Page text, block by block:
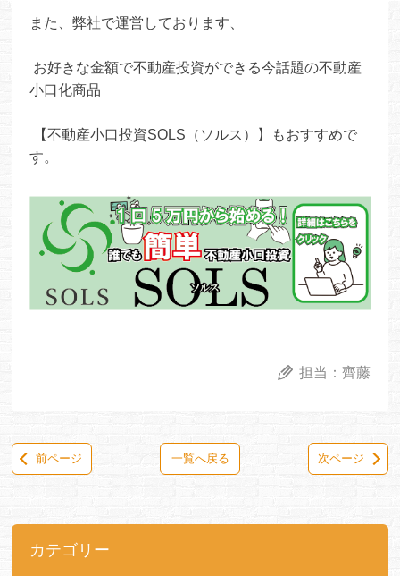
また、弊社で運営しております、
お好きな金額で不動産投資ができる今話題の不動産
小口化商品
【不動産小口投資SOLS（ソルス）】もおすすめで
す。
担当： 齊藤
前ページ 一覧へ戻る 次ページ
カテゴリー